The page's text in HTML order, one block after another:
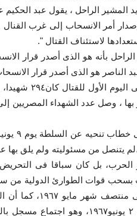
المشير الراحل ، يقول عبد الحكيم
أمر الانسحاب إلى غرب القنال
لاستئناف القتال ".
بأنه هو الذى أصدر قرار
الناصر هو الذى أصدر قرار
يتنصل من مسئوليته ولم يلق
بل كان سباقا فى التحريض
التى تطالب بسحب قوات الطوارئ
إسرائيل قبل
الرئيس عبد الناصر معهم يوم ٢